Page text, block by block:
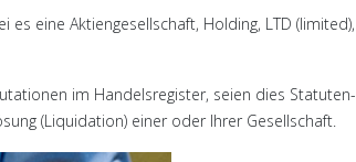
eine Aktiengesellschaft, Holding, LTD (limited),
im Handelsregister, seien dies Statuten-
(Liquidation) einer oder Ihrer Gesellschaft.